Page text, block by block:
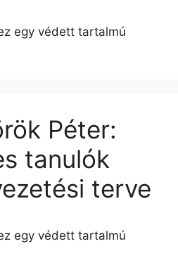
egy védett tartalmú
Péter:
tanulók
terve
egy védett tartalmú